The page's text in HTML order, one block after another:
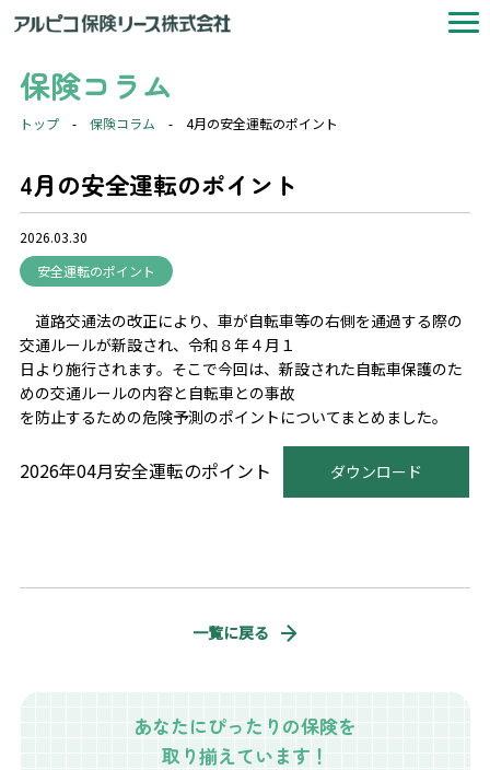
保険コラム
トップ - 保険コラム - 4月の安全運転のポイント
4月の安全運転のポイント
2026.03.30
安全運転のポイント
道路交通法の改正により、車が自転車等の右側を通過する際の
交通ルールが新設され、令和８年４月１
日より施行されます。そこで今回は、新設された自転車保護のた
めの交通ルールの内容と自転車との事故
を防止するための危険予測のポイントについてまとめました。
2026年04月安全運転のポイント ダウンロード
一覧に戻る
あなたにぴったりの保険を
取り揃えています！